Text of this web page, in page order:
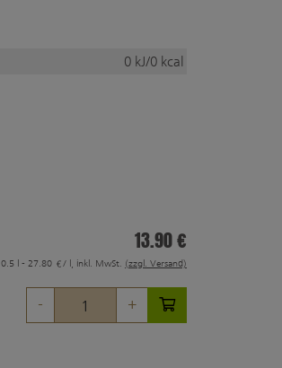
0 kJ/0 kcal
13.90 €
0.5 l - 27.80 €/ l, inkl. MwSt. (zzgl. Versand)
- +